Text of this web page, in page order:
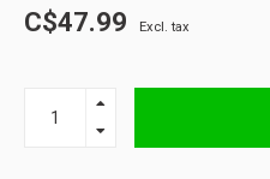
C$47.99 Excl. tax